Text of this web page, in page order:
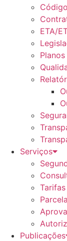
ETA/
Serviços
Tarifas
Publicações